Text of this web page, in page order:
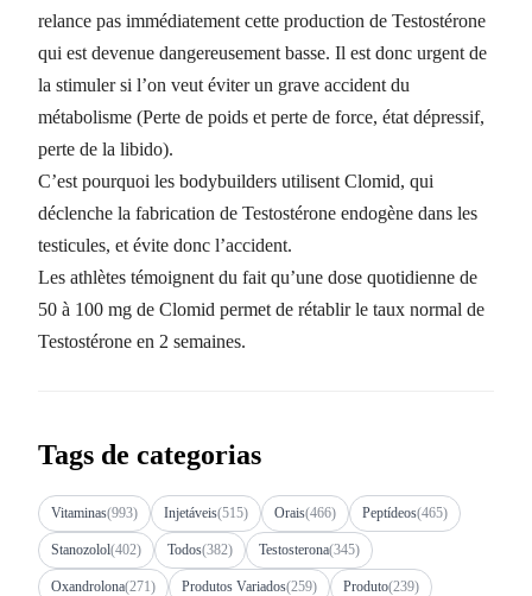
relance pas immédiatement cette production de Testostérone
qui est devenue dangereusement basse. Il est donc urgent de
la stimuler si l’on veut éviter un grave accident du
métabolisme (Perte de poids et perte de force, état dépressif,
perte de la libido).
C’est pourquoi les bodybuilders utilisent Clomid, qui
déclenche la fabrication de Testostérone endogène dans les
testicules, et évite donc l’accident.
Les athlètes témoignent du fait qu’une dose quotidienne de
50 à 100 mg de Clomid permet de rétablir le taux normal de
Testostérone en 2 semaines.
Tags de categorias
Vitaminas(993) Injetáveis(515) Orais(466) Peptídeos(465)
Stanozolol(402) Todos(382) Testosterona(345)
Oxandrolona(271) Produtos Variados(259) Produto(239)